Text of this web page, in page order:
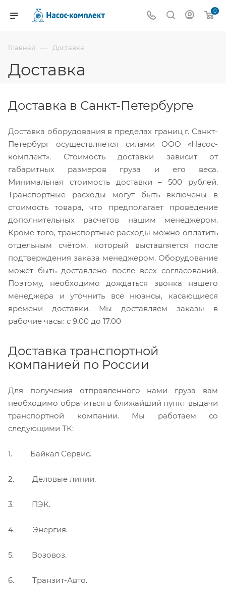
0
Главная — Доставка
Доставка
Доставка в Санкт-Петербурге
Доставка оборудования в пределах границ г. Санкт-
Петербург осуществляется силами ООО «Насос-
комплект». Стоимость доставки зависит от
габаритных размеров груза и его веса.
Минимальная стоимость доставки – 500 рублей.
Транспортные расходы могут быть включены в
стоимость товара, что предполагает проведение
дополнительных расчетов нашим менеджером.
Кроме того, транспортные расходы можно оплатить
отдельным счётом, который выставляется после
подтверждения заказа менеджером. Оборудование
может быть доставлено после всех согласований.
Поэтому, необходимо дождаться звонка нашего
менеджера и уточнить все нюансы, касающиеся
времени доставки. Мы доставляем заказы в
рабочие часы: с 9.00 до 17.00
Доставка транспортной
компанией по России
Для получения отправленного нами груза вам
необходимо обратиться в ближайший пункт выдачи
транспортной компании. Мы работаем со
следующими ТК:
1. Байкал Сервис.
2. Деловые линии.
3. ПЭК.
4. Энергия.
5. Возовоз.
6. Транзит-Авто.